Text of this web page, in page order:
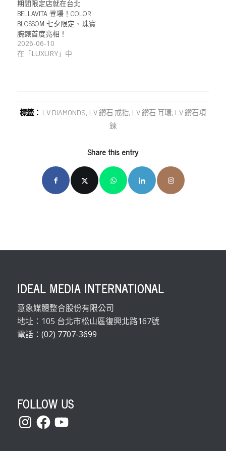
期間限定店就在台北
BELLAVITA 登場！COLOR
BLOSSOM 七夕限定、珠寶
腕錶首度亮相！
2026-06-10
在「LUXURY」中
標籤： LV DIAMONDS, LV 鑽石 戒指, LV 鑽石 耳環, LV 鑽石項
鍊
Share this entry
IDEAL MEDIA INTERNATIONAL
意象媒體整合股份有限公司
地址：105 台北市松山區復興北路167號
電話： (02) 7707-3699
FOLLOW US
InstagramFacebook
YouTube